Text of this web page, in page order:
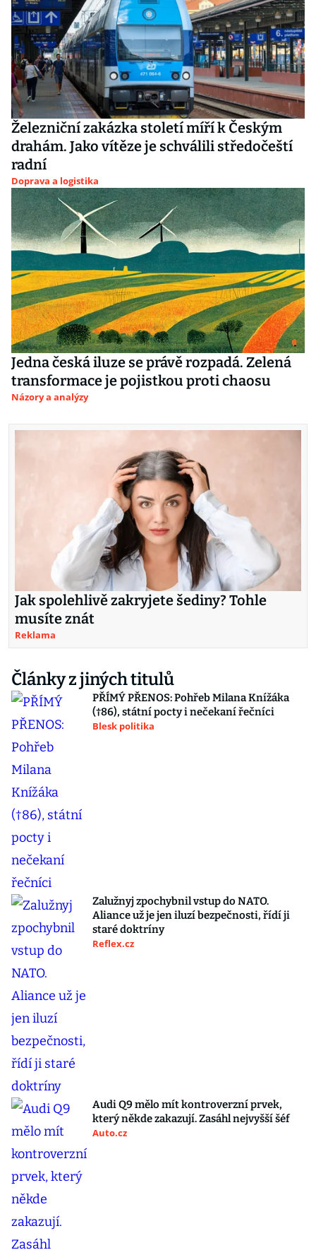
Železniční zakázka století míří k Českým
drahám. Jako vítěze je schválili středočeští
radní
Doprava a logistika
Jedna česká iluze se právě rozpadá. Zelená
transformace je pojistkou proti chaosu
Názory a analýzy
Jak spolehlivě zakryjete šediny? Tohle
musíte znát
Reklama
Články z jiných titulů
PŘÍMÝ PŘENOS: Pohřeb Milana Knížáka
(†86), státní pocty i nečekaní řečníci
Blesk politika
Zalužnyj zpochybnil vstup do NATO.
Aliance už je jen iluzí bezpečnosti, řídí ji
staré doktríny
Reflex.cz
Audi Q9 mělo mít kontroverzní prvek,
který někde zakazují. Zasáhl nejvyšší šéf
Auto.cz